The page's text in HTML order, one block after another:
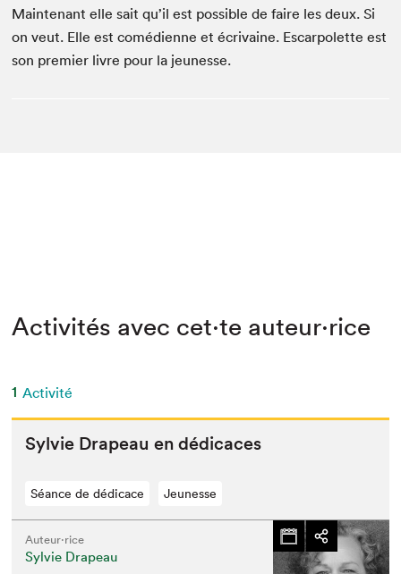
Maintenant elle sait qu’il est possible de faire les deux. Si
on veut. Elle est comédienne et écrivaine. Escarpolette est
son premier livre pour la jeunesse.
Activités avec cet·te auteur·rice
1 Activité
Sylvie Dra­peau en dédicaces
Séance de dédicace Jeunesse
Auteur·rice
Sylvie Drapeau